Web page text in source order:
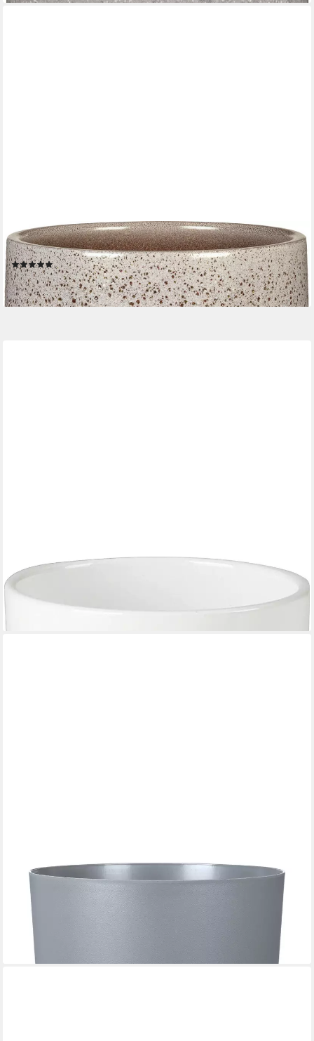
SCHEURICH
Übertopf Scheurich Blumentopf Keramik Ø 15 x 13,7 cm roccia
(1)
7,44 €
lieferbar - in 4-5 Werktagen bei dir
SCHEURICH
19,19 €
SCHEURICH
Übertopf 29/235 PLANO+, Pflanzgefäß aus Kunststoff, ØxH:
28,8x29 cm
16,99 €
lieferbar - in 3-4 Werktagen bei dir